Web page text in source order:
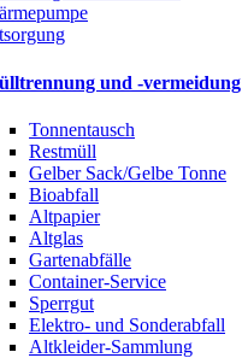
und -vermeidung
Tonnentausch
Restmüll
Gelber Sack/Gelbe Tonne
Bioabfall
Altpapier
Altglas
Gartenabfälle
Container-Service
Sperrgut
Elektro- und Sonderabfall
Altkleider-Sammlung